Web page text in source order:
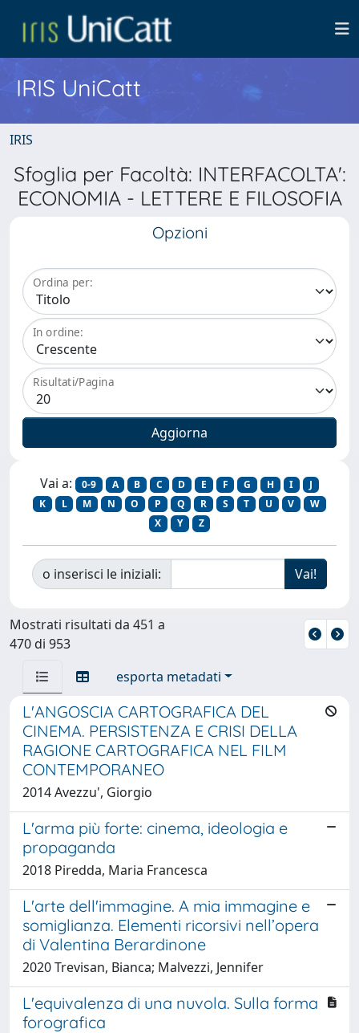
IRIS UniCatt
IRIS
Sfoglia per Facoltà: INTERFACOLTA':
ECONOMIA - LETTERE E FILOSOFIA
Opzioni
Ordina per:
In ordine:
Risultati/Pagina
Vai a: 0-9 A B C D E F G H I
J
K
L M N O P Q R S T U V
W
X
Y Z
o inserisci le iniziali:
Mostrati risultati da 451 a
470 di 953
esporta metadati
L'ANGOSCIA CARTOGRAFICA DEL
CINEMA. PERSISTENZA E CRISI DELLA
RAGIONE CARTOGRAFICA NEL FILM
CONTEMPORANEO
2014 Avezzu', Giorgio
L'arma più forte: cinema, ideologia e
propaganda
2018 Piredda, Maria Francesca
L'arte dell'immagine. A mia immagine e
somiglianza. Elementi ricorsivi nell’opera
di Valentina Berardinone
2020 Trevisan, Bianca; Malvezzi, Jennifer
L'equivalenza di una nuvola. Sulla forma
forografica